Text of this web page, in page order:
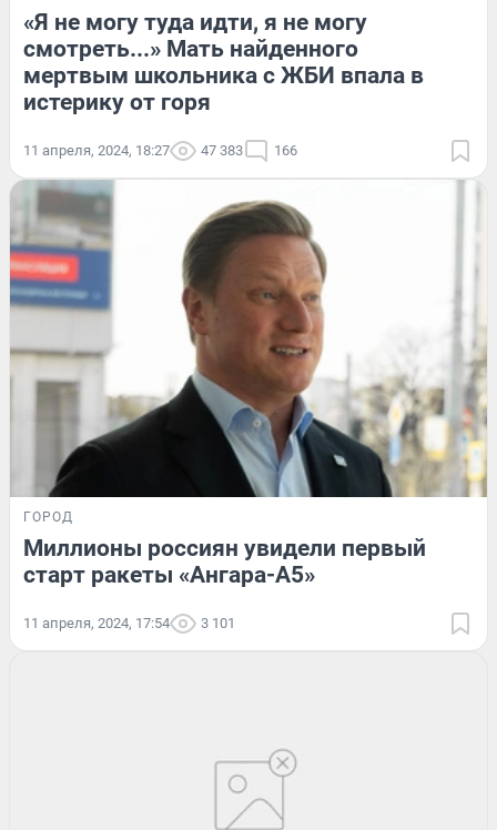
«Я не могу туда идти, я не могу
смотреть...» Мать найденного
мертвым школьника с ЖБИ впала в
истерику от горя
11 апреля, 2024, 18:27 47 383 166
ГОРОД
Миллионы россиян увидели первый
старт ракеты «Ангара-А5»
11 апреля, 2024, 17:54 3 101